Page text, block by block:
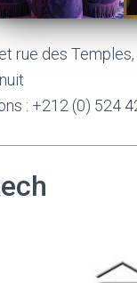
rue des
: +212 (0) 524